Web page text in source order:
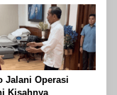
Jalani Operasi
Kisahnya